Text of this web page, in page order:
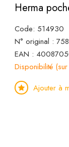
Herma
Code: 514930
N° original :
EAN :
Disponibilité
Ajouter à